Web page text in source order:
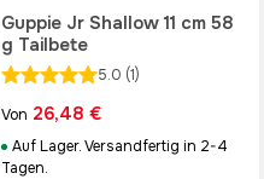
Guppie Jr Shallow 11 cm 58
g Tailbete
5.0 (1)
Von 26,48 €
Auf Lager. Versandfertig in 2-4
Tagen.